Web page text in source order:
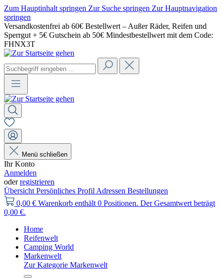
Zum Hauptinhalt springen Zur Suche springen Zur Hauptnavigation
springen
Versandkostenfrei ab 60€ Bestellwert – Außer Räder, Reifen und
Sperrgut + 5€ Gutschein ab 50€ Mindestbestellwert mit dem Code:
FHNX3T
Menü schließen
Ihr Konto
Anmelden
oderregistrieren
Übersicht Persönliches Profil Adressen Bestellungen
0,00 € Warenkorb enthält 0 Positionen. Der Gesamtwert beträgt
0,00 €.
Home
Reifenwelt
Camping World
Markenwelt
Zur Kategorie Markenwelt